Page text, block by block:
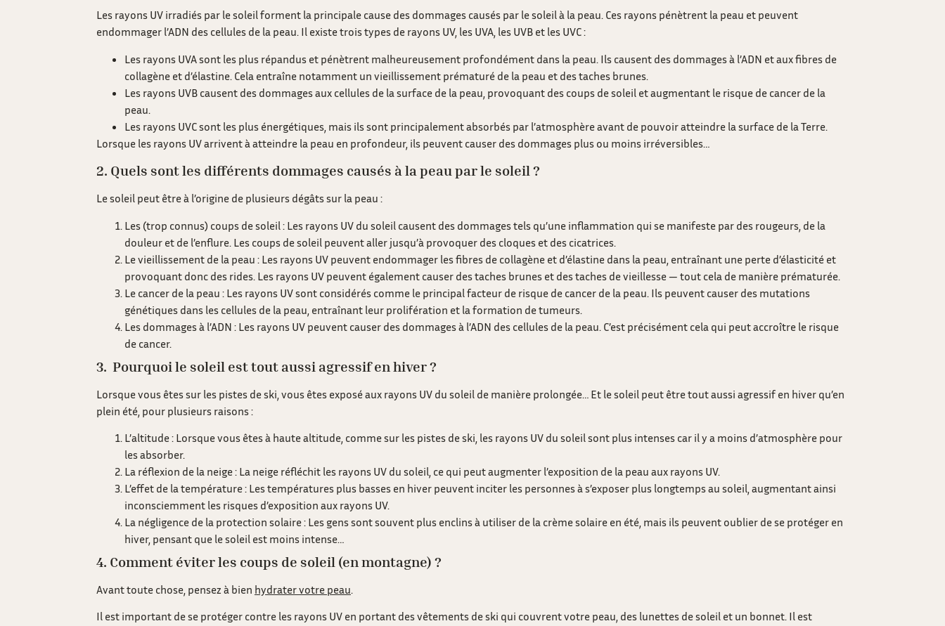
Les rayons UV irradiés par le soleil forment la principale cause des dommages causés par le soleil à la peau. Ces rayons pénètrent la peau et peuvent
endommager l’ADN des cellules de la peau. Il existe trois types de rayons UV, les UVA, les UVB et les UVC :
Les rayons UVA sont les plus répandus et pénètrent malheureusement profondément dans la peau. Ils causent des dommages à l’ADN et aux fibres de
collagène et d’élastine. Cela entraîne notamment un vieillissement prématuré de la peau et des taches brunes.
Les rayons UVB causent des dommages aux cellules de la surface de la peau, provoquant des coups de soleil et augmentant le risque de cancer de la
peau.
Les rayons UVC sont les plus énergétiques, mais ils sont principalement absorbés par l’atmosphère avant de pouvoir atteindre la surface de la Terre.
Lorsque les rayons UV arrivent à atteindre la peau en profondeur, ils peuvent causer des dommages plus ou moins irréversibles…
2. Quels sont les différents dommages causés à la peau par le soleil ?
Le soleil peut être à l’origine de plusieurs dégâts sur la peau :
Les (trop connus) coups de soleil : Les rayons UV du soleil causent des dommages tels qu’une inflammation qui se manifeste par des rougeurs, de la
douleur et de l’enflure. Les coups de soleil peuvent aller jusqu’à provoquer des cloques et des cicatrices.
Le vieillissement de la peau : Les rayons UV peuvent endommager les fibres de collagène et d’élastine dans la peau, entraînant une perte d’élasticité et
provoquant donc des rides. Les rayons UV peuvent également causer des taches brunes et des taches de vieillesse — tout cela de manière prématurée.
Le cancer de la peau : Les rayons UV sont considérés comme le principal facteur de risque de cancer de la peau. Ils peuvent causer des mutations
génétiques dans les cellules de la peau, entraînant leur prolifération et la formation de tumeurs.
Les dommages à l’ADN : Les rayons UV peuvent causer des dommages à l’ADN des cellules de la peau. C’est précisément cela qui peut accroître le risque
de cancer.
3. Pourquoi le soleil est tout aussi agressif en hiver ?
Lorsque vous êtes sur les pistes de ski, vous êtes exposé aux rayons UV du soleil de manière prolongée… Et le soleil peut être tout aussi agressif en hiver qu’en
plein été, pour plusieurs raisons :
L’altitude : Lorsque vous êtes à haute altitude, comme sur les pistes de ski, les rayons UV du soleil sont plus intenses car il y a moins d’atmosphère pour
les absorber.
La réflexion de la neige : La neige réfléchit les rayons UV du soleil, ce qui peut augmenter l’exposition de la peau aux rayons UV.
L’effet de la température : Les températures plus basses en hiver peuvent inciter les personnes à s’exposer plus longtemps au soleil, augmentant ainsi
inconsciemment les risques d’exposition aux rayons UV.
La négligence de la protection solaire : Les gens sont souvent plus enclins à utiliser de la crème solaire en été, mais ils peuvent oublier de se protéger en
hiver, pensant que le soleil est moins intense…
4. Comment éviter les coups de soleil (en montagne) ?
Avant toute chose, pensez à bien hydrater votre peau.
Il est important de se protéger contre les rayons UV en portant des vêtements de ski qui couvrent votre peau, des lunettes de soleil et un bonnet. Il est